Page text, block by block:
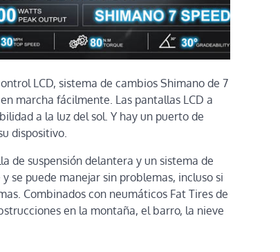
LCD, sistema de cambios Shimano de 7
marcha fácilmente. Las pantallas LCD a
a la luz del sol. Y hay un puerto de
dispositivo.
de suspensión delantera y un sistema de
se puede manejar sin problemas, incluso si
Combinados con neumáticos Fat Tires de
en la montaña, el barro, la nieve